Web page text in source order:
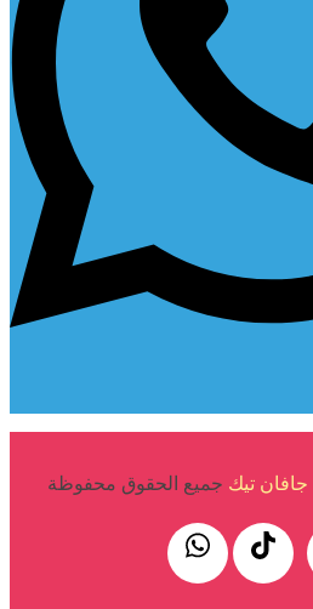
جافان تيك جميع الحقوق محفوظة